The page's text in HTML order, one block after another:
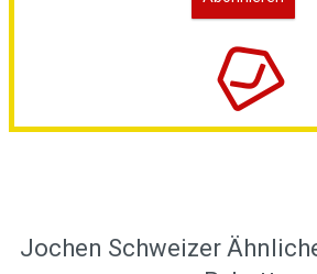
Jochen Schweizer